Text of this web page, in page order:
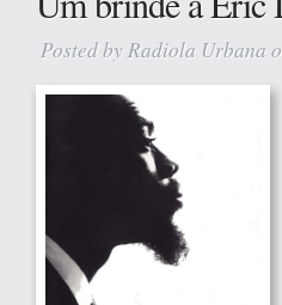
Posted by Radiola Urbana